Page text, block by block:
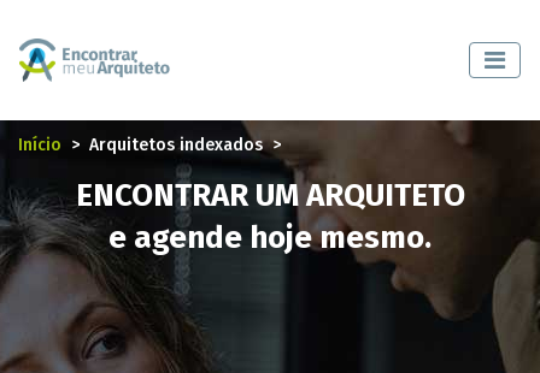
Início Arquitetos indexados
ENCONTRAR UM ARQUITETO
e agende hoje mesmo.